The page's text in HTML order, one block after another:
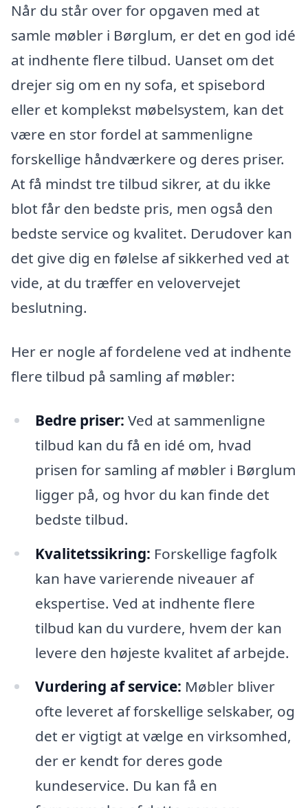
Når du står over for opgaven med at
samle møbler i Børglum, er det en god idé
at indhente flere tilbud. Uanset om det
drejer sig om en ny sofa, et spisebord
eller et komplekst møbelsystem, kan det
være en stor fordel at sammenligne
forskellige håndværkere og deres priser.
At få mindst tre tilbud sikrer, at du ikke
blot får den bedste pris, men også den
bedste service og kvalitet. Derudover kan
det give dig en følelse af sikkerhed ved at
vide, at du træffer en velovervejet
beslutning.
Her er nogle af fordelene ved at indhente
flere tilbud på samling af møbler:
Bedre priser: Ved at sammenligne
tilbud kan du få en idé om, hvad
prisen for samling af møbler i Børglum
ligger på, og hvor du kan finde det
bedste tilbud.
Kvalitetssikring: Forskellige fagfolk
kan have varierende niveauer af
ekspertise. Ved at indhente flere
tilbud kan du vurdere, hvem der kan
levere den højeste kvalitet af arbejde.
Vurdering af service: Møbler bliver
ofte leveret af forskellige selskaber, og
det er vigtigt at vælge en virksomhed,
der er kendt for deres gode
kundeservice. Du kan få en